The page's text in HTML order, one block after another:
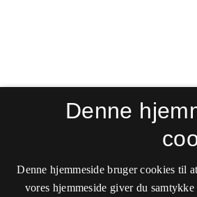
Denne
Denne hjemmeside bruger cookies til
vores hjemmeside giver du